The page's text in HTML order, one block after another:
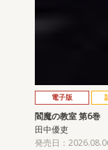
電子版
閻魔の教室 第6巻
田中優吏
発売日：